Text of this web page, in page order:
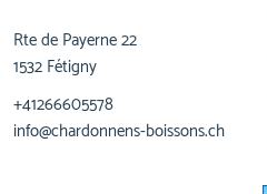
Rte de Payerne 22
1532 Fétigny
+41266605578
info@chardonnens-boissons.ch